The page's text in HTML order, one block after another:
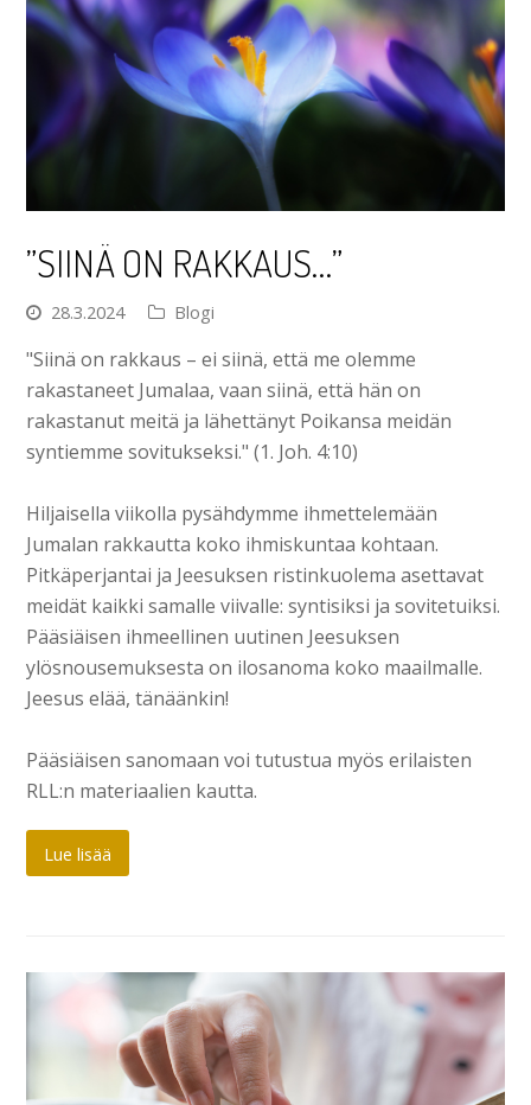
”SIINÄ ON RAKKAUS…”
28.3.2024 Blogi
"Siinä on rakkaus – ei siinä, että me olemme
rakastaneet Jumalaa, vaan siinä, että hän on
rakastanut meitä ja lähettänyt Poikansa meidän
syntiemme sovitukseksi." (1. Joh. 4:10)
Hiljaisella viikolla pysähdymme ihmettelemään
Jumalan rakkautta koko ihmiskuntaa kohtaan.
Pitkäperjantai ja Jeesuksen ristinkuolema asettavat
meidät kaikki samalle viivalle: syntisiksi ja sovitetuiksi.
Pääsiäisen ihmeellinen uutinen Jeesuksen
ylösnousemuksesta on ilosanoma koko maailmalle.
Jeesus elää, tänäänkin!
Pääsiäisen sanomaan voi tutustua myös erilaisten
RLL:n materiaalien kautta.
Lue lisää